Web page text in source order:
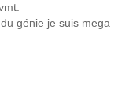
génie je suis mega